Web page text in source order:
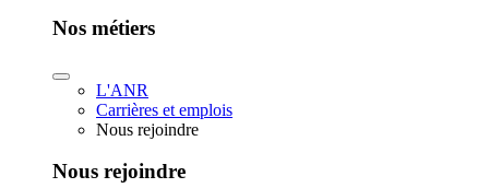
Nos métiers
L'ANR
Carrières et emplois
Nous rejoindre
Nous rejoindre